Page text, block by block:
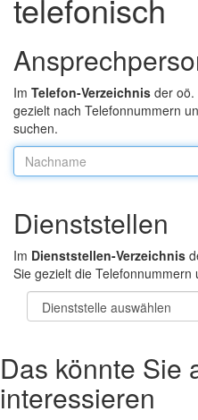
telefonisch
Im Telefon-Verzeichnis der oö.
gezielt nach Telefonnummern
suchen.
Nachname:
Dienststellen
Im Dienststellen-Verzeichnis
Sie gezielt die Telefonnummern
Das könnte Sie
interessieren